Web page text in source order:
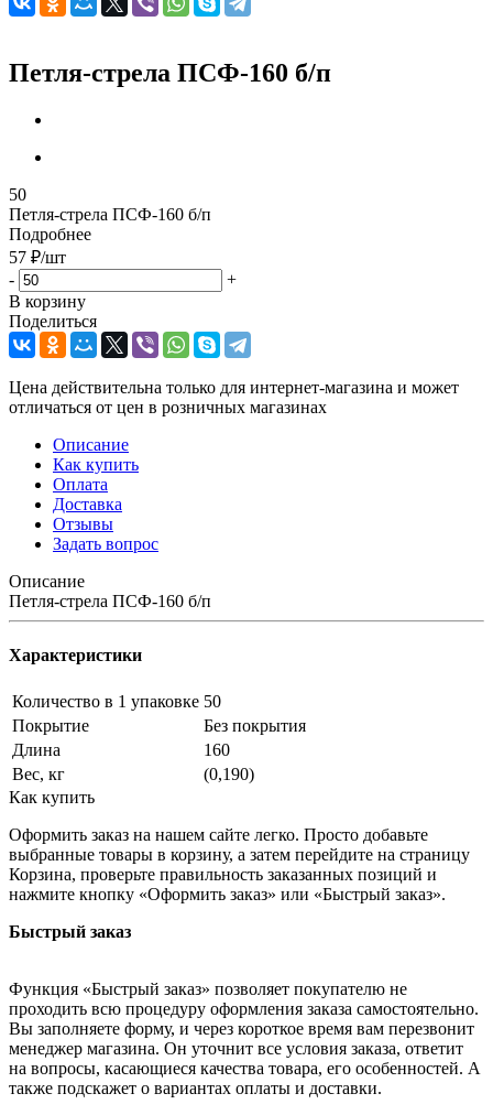
Петля-стрела ПСФ-160 б/п
50
Петля-стрела ПСФ-160 б/п
Подробнее
57 ₽/шт
-
+
В корзину
Поделиться
Цена действительна только для интернет-магазина и может
отличаться от цен в розничных магазинах
Описание
Как купить
Оплата
Доставка
Отзывы
Задать вопрос
Описание
Петля-стрела ПСФ-160 б/п
Характеристики
Количество в 1 упаковке 50
Покрытие
Без покрытия
Длина
160
Вес, кг
(0,190)
Как купить
Оформить заказ на нашем сайте легко. Просто добавьте
выбранные товары в корзину, а затем перейдите на страницу
Корзина, проверьте правильность заказанных позиций и
нажмите кнопку «Оформить заказ» или «Быстрый заказ».
Быстрый заказ
Функция «Быстрый заказ» позволяет покупателю не
проходить всю процедуру оформления заказа самостоятельно.
Вы заполняете форму, и через короткое время вам перезвонит
менеджер магазина. Он уточнит все условия заказа, ответит
на вопросы, касающиеся качества товара, его особенностей. А
также подскажет о вариантах оплаты и доставки.